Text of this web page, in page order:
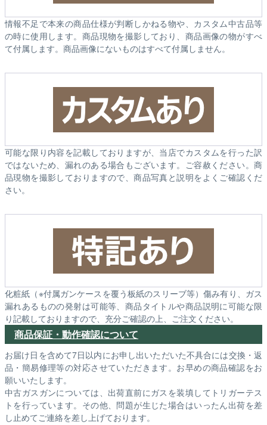
情報不足で本来の商品仕様が判断しかねる物や、カスタム中古品等
の時に使用します。商品現物を撮影しており、商品画像の物がすべ
て付属します。商品画像にないものはすべて付属しません。
可能な限り内容を記載しておりますが、当店でカスタムを行った訳
ではないため、漏れのある場合もございます。ご容赦ください。商
品現物を撮影しておりますので、商品写真と説明をよくご確認くだ
さい。
化粧紙（※付属ガンケースを覆う板紙のスリーブ等）傷み有り、ガス
漏れあるものの発射は可能等、商品タイトルや商品説明に可能な限
り記載しておりますので、充分ご確認の上、ご注文ください。
商品保証・動作確認について
お届け日を含めて7日以内にお申し出いただいた不具合には交換・返
品・簡易修理等の対応させていただきます。お早めの商品確認をお
願いいたします。
中古ガスガンについては、出荷直前にガスを装填してトリガーテス
トを行っています。その他、問題が生じた場合はいったん出荷を差
し止めてご連絡を差し上げております。